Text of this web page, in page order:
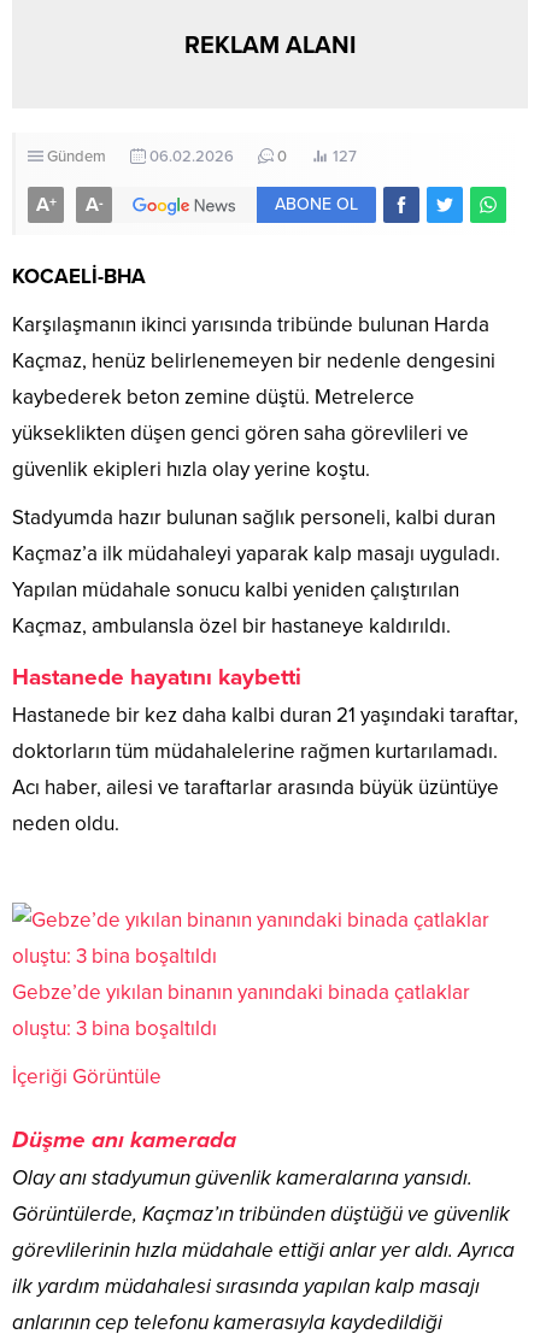
REKLAM ALANI
Gündem 06.02.2026 0 127
A+ A- ABONE OL
KOCAELİ-BHA
Karşılaşmanın ikinci yarısında tribünde bulunan Harda
Kaçmaz, henüz belirlenemeyen bir nedenle dengesini
kaybederek beton zemine düştü. Metrelerce
yükseklikten düşen genci gören saha görevlileri ve
güvenlik ekipleri hızla olay yerine koştu.
Stadyumda hazır bulunan sağlık personeli, kalbi duran
Kaçmaz’a ilk müdahaleyi yaparak kalp masajı uyguladı.
Yapılan müdahale sonucu kalbi yeniden çalıştırılan
Kaçmaz, ambulansla özel bir hastaneye kaldırıldı.
Hastanede hayatını kaybetti
Hastanede bir kez daha kalbi duran 21 yaşındaki taraftar,
doktorların tüm müdahalelerine rağmen kurtarılamadı.
Acı haber, ailesi ve taraftarlar arasında büyük üzüntüye
neden oldu.
Gebze’de yıkılan binanın yanındaki binada çatlaklar
oluştu: 3 bina boşaltıldı
İçeriği Görüntüle
Düşme anı kamerada
Olay anı stadyumun güvenlik kameralarına yansıdı.
Görüntülerde, Kaçmaz’ın tribünden düştüğü ve güvenlik
görevlilerinin hızla müdahale ettiği anlar yer aldı. Ayrıca
ilk yardım müdahalesi sırasında yapılan kalp masajı
anlarının cep telefonu kamerasıyla kaydedildiği